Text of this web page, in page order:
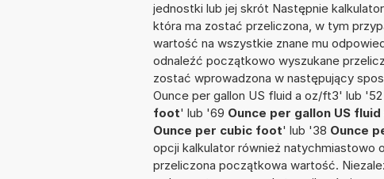
jednostki lub jej skrót Następnie
która ma zostać przeliczona, w tym
wartość na wszystkie znane mu
odnaleźć początkowo wyszukane
zostać wprowadzona w następujący
Ounce per gallon US fluid a oz/ft3' lub '52
foot' lub '69 Ounce per gallon US
Ounce per cubic foot' lub '38 Ounce
opcji kalkulator również natychmiastowo
przeliczona początkowa wartość.